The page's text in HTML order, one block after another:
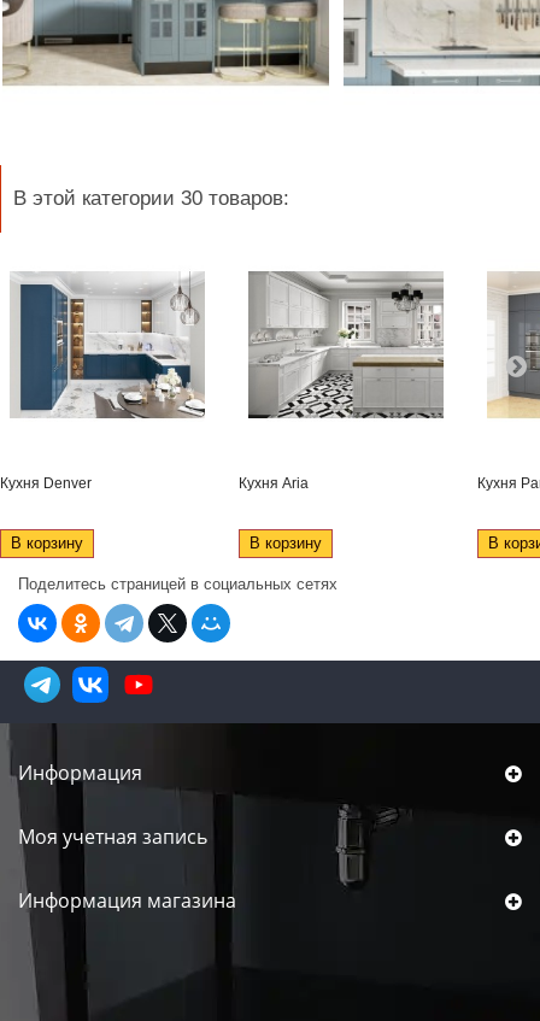
В этой категории 30 товаров:
Кухня Denver
В корзину
Кухня Aria
В корзину
Кухня
В
Поделитесь страницей в социальных сетях
Информация
Моя учетная запись
Информация магазина